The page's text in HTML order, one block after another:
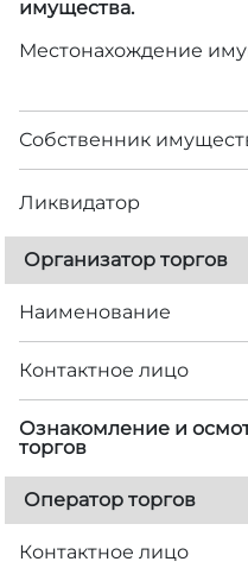
имущества.
Местонахождение
Собственник
Ликвидатор
Организатор торгов
Наименование
Контактное лицо
Ознакомление и
торгов
Оператор торгов
Контактное лицо